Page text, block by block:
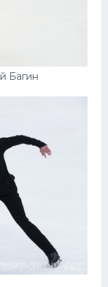
Багин